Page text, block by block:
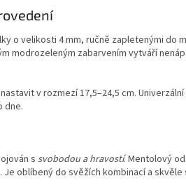
o velikosti 4 mm, ručně zapletenými do
modrozeleným zabarvením vytváří
v rozmezí 17,5–24,5 cm.
dne.
s svobodou a hravostí. Mentolový
oblíbený do svěžích kombinací a skvěle